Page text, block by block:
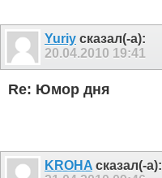
Yuriy сказал(-а):
20.04.2010 19:41
Re: Юмор дня
KROHA сказал(-а):